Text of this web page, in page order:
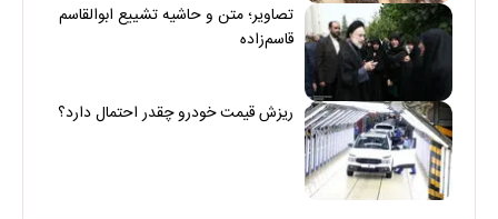
تصاویر؛ متن و حاشیه تشییع ابوالقاسم
قاسم‌زاده
ریزش قیمت خودرو چقدر احتمال دارد؟